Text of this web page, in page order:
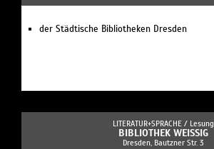
der Städtische Bibliotheken Dresden
LITERATUR+SPRACHE / Lesung
BIBLIOTHEK WEISSIG
Dresden, Bautzner Str. 3